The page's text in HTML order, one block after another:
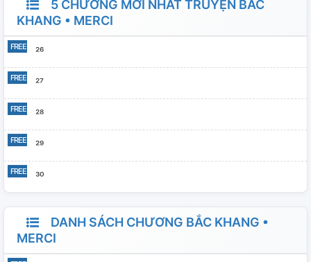
5 CHƯƠNG MỚI NHẤT TRUYỆN BẮC
KHANG • MERCI
²⁶
²⁷
²⁸
²⁹
³⁰
DANH SÁCH CHƯƠNG BẮC KHANG •
MERCI